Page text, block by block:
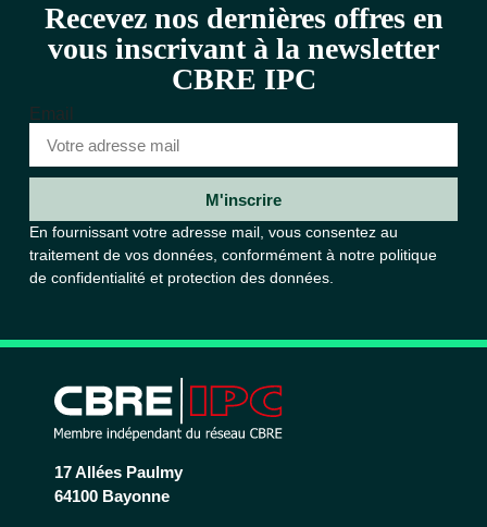
Recevez nos dernières offres en
vous inscrivant à la newsletter
CBRE IPC
Email
M'inscrire
En fournissant votre adresse mail, vous consentez au
traitement de vos données, conformément à notre politique
de confidentialité et protection des données.
17 Allées Paulmy
64100 Bayonne